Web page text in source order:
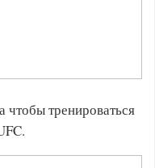
тренироваться